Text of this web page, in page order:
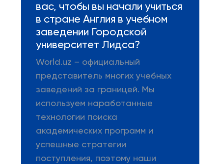
вас, чтобы вы начали учиться
в стране Англия в учебном
заведении Городской
университет Лидса?
World.uz – официальный
представитель многих учебных
заведений за границей. Мы
используем наработанные
технологии поиска
академических программ и
успешные стратегии
поступления, поэтому наши